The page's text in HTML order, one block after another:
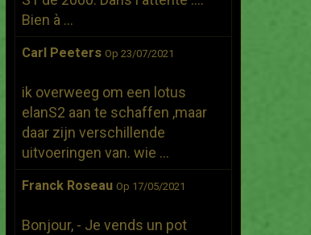
Bien à ...
Carl Peeters Op 23/07/2021
ik overweeg om een lotus
elanS2 aan te schaffen ,maar
daar zijn verschillende
uitvoeringen van. wie ...
Franck Roseau Op 17/05/2021
Bonjour, - Je vends un pot